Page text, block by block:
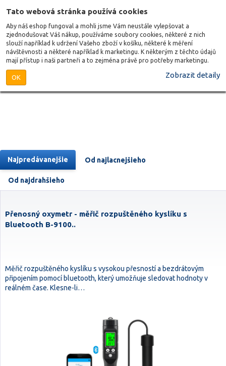
Tato webová stránka používá cookies
Aby náš eshop fungoval a mohli jsme Vám neustále vylepšovat a
zjednodušovat Váš nákup, používáme soubory cookies, některé z nich
slouží například k udržení Vašeho zboží v košíku, některé k měření
návštěvnosti a některé například k marketingu. K některým z těchto údajů
mají přístup i naši partneři a to zejména právě pro potřeby marketingu.
OK Zobrazit detaily
Najpredávanejšie Od najlacnejšieho
Od najdrahšieho
Přenosný oxymetr - měřič rozpuštěného kyslíku s
Bluetooth B-9100..
Měřič rozpuštěného kyslíku s vysokou přesností a bezdrátovým
připojením pomocí bluetooth, který umožňuje sledovat hodnoty v
reálném čase. Klesne-li…